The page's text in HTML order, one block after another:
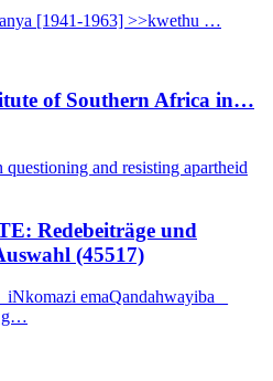
[1941-1963] >>kwethu …
of Southern Africa in…
and resisting apartheid
Redebeiträge und
(45517)
emaQandahwayiba _
g…